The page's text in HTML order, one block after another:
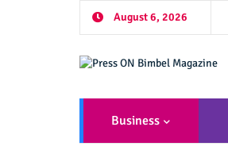
August 6, 2026
Business